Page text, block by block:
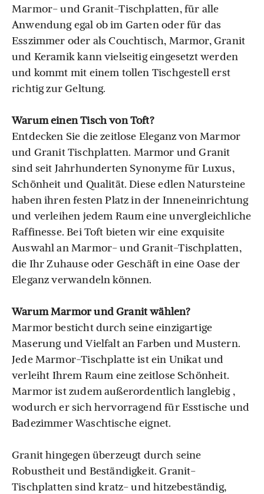
Marmor- und Granit-Tischplatten, für alle
Anwendung egal ob im Garten oder für das
Esszimmer oder als Couchtisch, Marmor, Granit
und Keramik kann vielseitig eingesetzt werden
und kommt mit einem tollen Tischgestell erst
richtig zur Geltung.
Warum einen Tisch von Toft?
Entdecken Sie die zeitlose Eleganz von Marmor
und Granit Tischplatten. Marmor und Granit
sind seit Jahrhunderten Synonyme für Luxus,
Schönheit und Qualität. Diese edlen Natursteine
haben ihren festen Platz in der Inneneinrichtung
und verleihen jedem Raum eine unvergleichliche
Raffinesse. Bei Toft bieten wir eine exquisite
Auswahl an Marmor- und Granit-Tischplatten,
die Ihr Zuhause oder Geschäft in eine Oase der
Eleganz verwandeln können.
Warum Marmor und Granit wählen?
Marmor besticht durch seine einzigartige
Maserung und Vielfalt an Farben und Mustern.
Jede Marmor-Tischplatte ist ein Unikat und
verleiht Ihrem Raum eine zeitlose Schönheit.
Marmor ist zudem außerordentlich langlebig ,
wodurch er sich hervorragend für Esstische und
Badezimmer Waschtische eignet.
Granit hingegen überzeugt durch seine
Robustheit und Beständigkeit. Granit-
Tischplatten sind kratz- und hitzebeständig,